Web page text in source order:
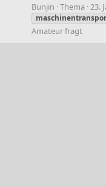
Bunjin Thema 23.
Amateur fragt